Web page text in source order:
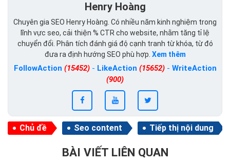
Henry Hoàng
Chuyên gia SEO Henry Hoàng. Có nhiều năm kinh nghiệm trong
lĩnh vực seo, cải thiện % CTR cho website, nhằm tăng tỉ lệ
chuyển đổi. Phân tích đánh giá độ cạnh tranh từ khóa, từ đó
đưa ra định hướng SEO phù hợp. Xem thêm
FollowAction (15452)- LikeAction (15652)- WriteAction
(900)
Chủ đề Seo content Tiếp thị nội dung
BÀI VIẾT LIÊN QUAN